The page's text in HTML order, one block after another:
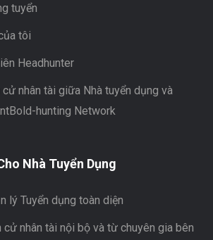
tuyển
tôi
Headhunter
nhân tài giữa Nhà tuyển dụng và
hunting Network
Nhà Tuyển Dụng
lý Tuyển dụng toàn diện
cử nhân tài nội bộ và từ chuyên gia bên